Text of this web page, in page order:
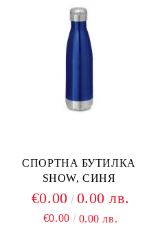
СПОРТНА БУТИЛКА
SHOW, СИНЯ
€0.00 0.00 лв.
€0.00 0.00 лв.